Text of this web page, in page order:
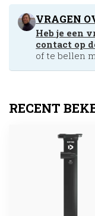
VRAGEN
Heb je een
contact op
of te bellen
RECENT